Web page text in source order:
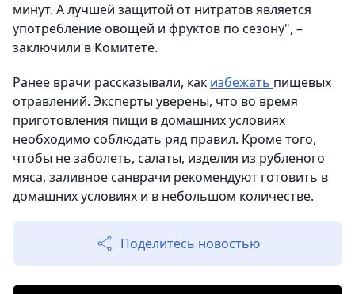
минут. А лучшей защитой от нитратов является
употребление овощей и фруктов по сезону", –
заключили в Комитете.
Ранее врачи рассказывали, как избежать пищевых
отравлений. Эксперты уверены, что во время
приготовления пищи в домашних условиях
необходимо соблюдать ряд правил. Кроме того,
чтобы не заболеть, салаты, изделия из рубленого
мяса, заливное санврачи рекомендуют готовить в
домашних условиях и в небольшом количестве.
Поделитесь новостью